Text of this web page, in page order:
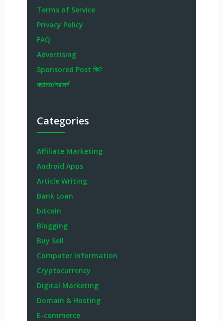
Terms of Service
Privacy Policy
FAQ
Advertising
Sponsored Post কি?
মতামত/পরামর্শ
Categories
Affiliate Marketing
Android Apps
Article Writing
Bank Loan
bitcoin
Blogging
Buy Sell
Computer Information
Cryptocurrency
Digital Marketing
Domain & Hosting
E-commerce